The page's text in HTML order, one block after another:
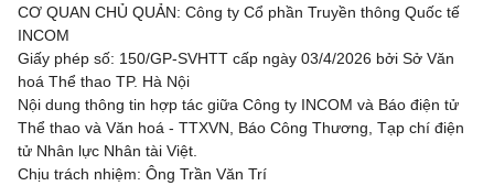
CƠ QUAN CHỦ QUẢN: Công ty Cổ phần Truyền thông Quốc tế
INCOM
Giấy phép số: 150/GP-SVHTT cấp ngày 03/4/2026 bởi Sở Văn
hoá Thể thao TP. Hà Nội
Nội dung thông tin hợp tác giữa Công ty INCOM và Báo điện tử
Thể thao và Văn hoá - TTXVN, Báo Công Thương, Tạp chí điện
tử Nhân lực Nhân tài Việt.
Chịu trách nhiệm: Ông Trần Văn Trí